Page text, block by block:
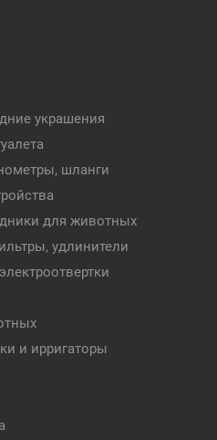
украшения
шланги
для животных
удлинители
и ирригаторы